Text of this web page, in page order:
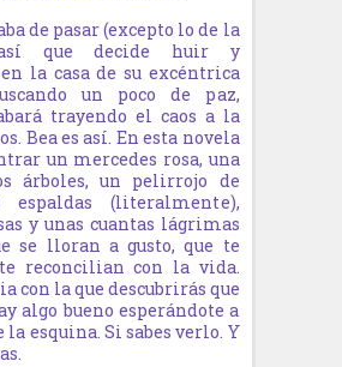
de pasar (excepto lo de la
que decide huir y
la casa de su excéntrica
un poco de paz,
trayendo el caos a la
Bea es así. En esta novela
un mercedes rosa, una
árboles, un pelirrojo de
espaldas (literalmente),
y unas cuantas lágrimas
se lloran a gusto, que te
reconcilian con la vida.
con la que descubrirás que
algo bueno esperándote a
la esquina. Si sabes verlo. Y